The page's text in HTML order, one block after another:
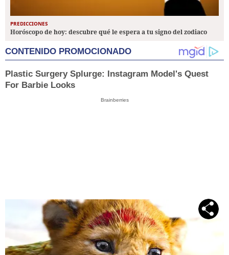
PREDICCIONES
Horóscopo de hoy: descubre qué le espera a tu signo del zodiaco
CONTENIDO PROMOCIONADO
Plastic Surgery Splurge: Instagram Model's Quest
For Barbie Looks
Brainberries